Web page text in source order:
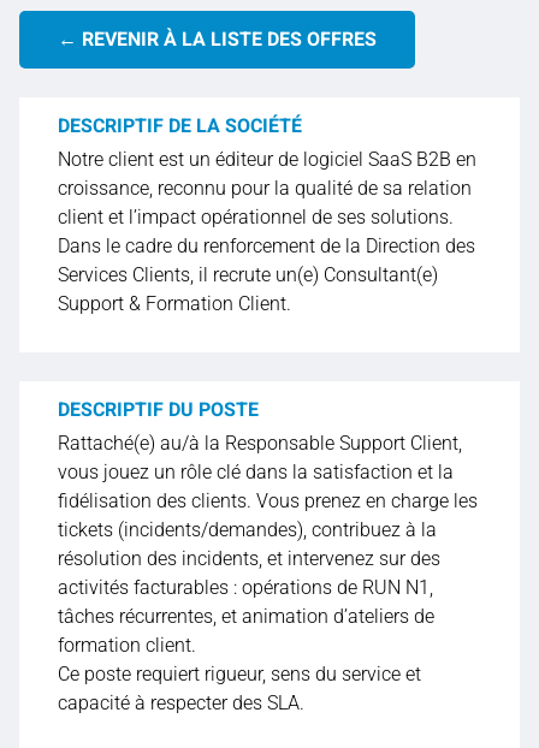
← REVENIR À LA LISTE DES OFFRES
DESCRIPTIF DE LA SOCIÉTÉ
Notre client est un éditeur de logiciel SaaS B2B en
croissance, reconnu pour la qualité de sa relation
client et l’impact opérationnel de ses solutions.
Dans le cadre du renforcement de la Direction des
Services Clients, il recrute un(e) Consultant(e)
Support & Formation Client.
DESCRIPTIF DU POSTE
Rattaché(e) au/à la Responsable Support Client,
vous jouez un rôle clé dans la satisfaction et la
fidélisation des clients. Vous prenez en charge les
tickets (incidents/demandes), contribuez à la
résolution des incidents, et intervenez sur des
activités facturables : opérations de RUN N1,
tâches récurrentes, et animation d’ateliers de
formation client.
Ce poste requiert rigueur, sens du service et
capacité à respecter des SLA.